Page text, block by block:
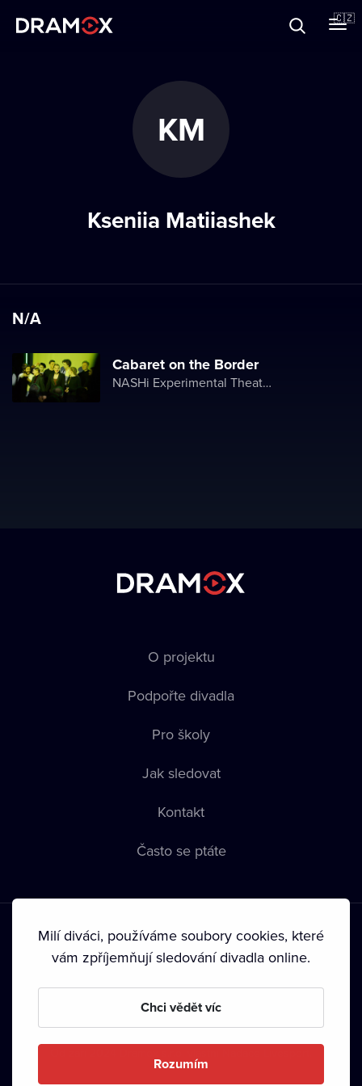
🇨🇿
KM
Kseniia Matiiashek
N/A
Cabaret on the Border
NASHi Experimental Theatre Club
O projektu
Podpořte divadla
Pro školy
Jak sledovat
Kontakt
Často se ptáte
Podmínky používání • Ochrana soukromí • Zásady používání
• Autorská práva•
Milí diváci, používáme soubory cookies, které
vám zpříjemňují sledování divadla online.
Chci vědět víc
Rozumím